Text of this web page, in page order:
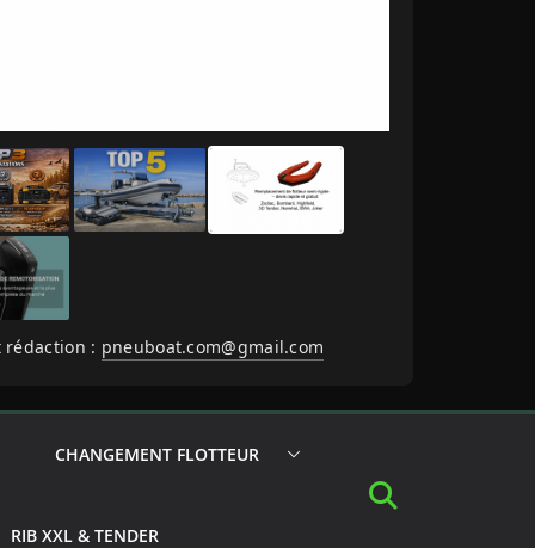
rédaction : pneuboat.com@gmail.com
CHANGEMENT FLOTTEUR
RIB XXL & TENDER